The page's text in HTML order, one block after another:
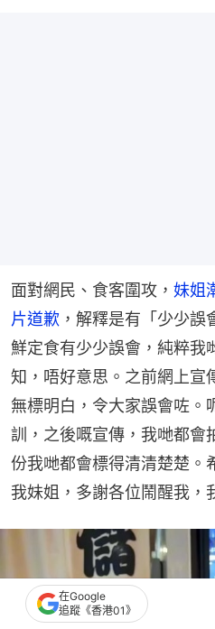
面對網民、食客圍攻， 妹姐
片道歉 ，解釋是有「少少
鮮定食有少少誤會，純粹我
知，唔好意思。之前網上宣
無標明白，令大家誤會咗。
訓，之後嘅宣傳，我哋都會
份我哋都會標得清清楚楚。
我妹姐，多謝各位鬧醒我，
在Google
追蹤《香港01》